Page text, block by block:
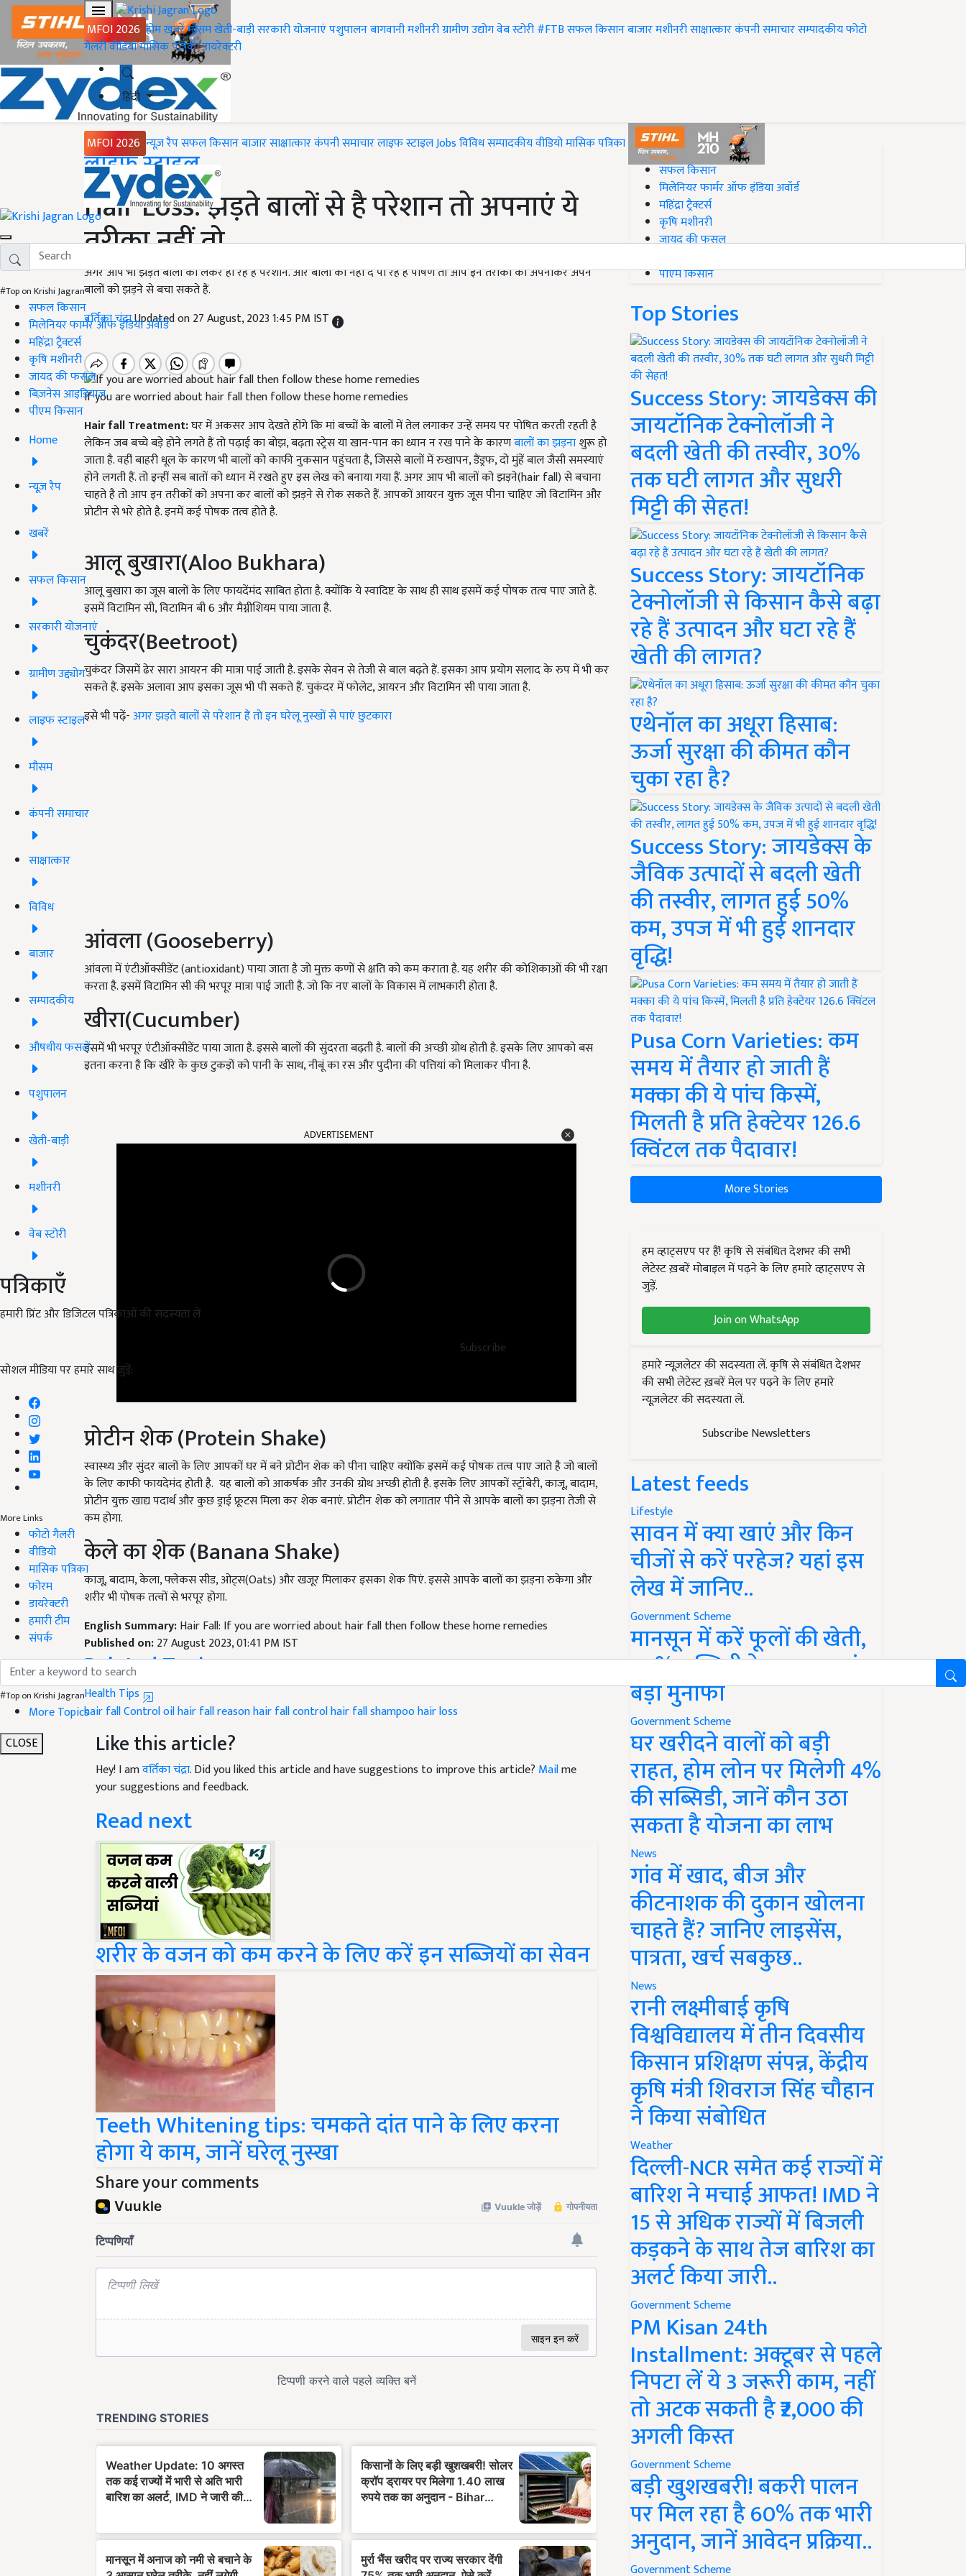
MFOI 2026 होमख़बरेंमौसमखेती-बाड़ीसरकारी योजनाएंपशुपालनबागवानीमशीनरीग्रामीण उद्योगवेब स्टोरी#FTBसफल किसानबाजारमशीनरीसाक्षात्कारकंपनी समाचारसम्पादकीयफोटो
गैलरीवीडियोमासिक पत्रिकाडायरेक्टरी
हिंदी
MFOI 2026 न्यूज़ रैपसफल किसानबाजारसाक्षात्कारकंपनी समाचारलाइफ स्टाइलJobsविविधसम्पादकीयवीडियोमासिक पत्रिका
#Top on Krishi Jagran
सफल किसान
मिलेनियर फार्मर ऑफ इंडिया अवॉर्ड
महिंद्रा ट्रैक्टर्स
कृषि मशीनरी
जायद की फसल
बिज़नेस आइडियाज
पीएम किसान
Home
न्यूज़ रैप
खबरें
सफल किसान
सरकारी योजनाएं
ग्रामीण उद्द्योग
लाइफ स्टाइल
मौसम
कंपनी समाचार
साक्षात्कार
विविध
बाजार
सम्पादकीय
औषधीय फसलें
पशुपालन
खेती-बाड़ी
मशीनरी
वेब स्टोरी
पत्रिकाएँ
हमारी प्रिंट और डिजिटल पत्रिकाओं की सदस्यता लें
Subscribe
सोशल मीडिया पर हमारे साथ जुड़ें:
More Links
फोटो गैलरी
वीडियो
मासिक पत्रिका
फोरम
डायरेक्टरी
हमारी टीम
संपर्क
#Top on Krishi Jagran
More Topics
CLOSE
Home
लाइफ स्टाइल
Hair Loss: झड़ते बालों से है परेशान तो अपनाएं ये
तरीका नहीं तो...
अगर आप भी झड़ते बालों को लेकर हो रहे हैं परेशान. और बालों को नहीं दे पा रहे हैं पोषण तो आप इन तरीकों को अपनाकर अपने
बालों को झड़ने से बचा सकते हैं.
वर्तिका चंद्राUpdated on 27 August, 2023 1:45 PM IST
If you are worried about hair fall then follow these home remedies
Hair fall Treatment:घर में अकसर आप देखते होंगे कि मां बच्चों के बालों में तेल लगाकर उन्हें समय पर पोषित करती रहती है
लेकिन जब बच्चे बड़े होने लगते हैं तो पढ़ाई का बोझ, बढ़ता स्ट्रेस या खान-पान का ध्यान न रख पाने के कारणबालों का झड़नाशुरू हो
जाता है. वहीं बाहरी धूल के कारण भी बालों को काफी नुकसान पहुंचता है, जिससे बालों में रुखापन, डैंड्रफ, दो मुंहें बाल जैसी समस्याएं
होने लगती हैं. तो इन्हीं सब बातों को ध्यान में रखते हुए इस लेख को बनाया गया हैं. अगर आप भी बालों को झड़ने(hair fall) से बचाना
चाहते है तो आप इन तरीकों को अपना कर बालों को झड़ने से रोक सकते हैं. आपकों आयरन युक्त जूस पीना चाहिए जो विटामिन और
प्रोटीन से भरे होते है. इनमें कई पोषक तत्व होते है.
आलू बुखारा(Aloo Bukhara)
आलू बुखारा का जूस बालों के लिए फायदेंमंद साबित होता है. क्योंकि ये स्वादिष्ट के साथ ही साथ इसमें कई पोषक तत्व पाए जाते हैं.
इसमें विटामिन सी, विटामिन बी 6 और मैग्नीशियम पाया जाता है.
चुकंदर(Beetroot)
चुकंदर जिसमें ढेर सारा आयरन की मात्रा पाई जाती है. इसके सेवन से तेजी से बाल बढ़ते हैं. इसका आप प्रयोग सलाद के रुप में भी कर
सकते हैं. इसके अलावा आप इसका जूस भी पी सकते हैं. चुकंदर में फोलेट, आयरन और विटामिन सी पाया जाता है.
इसे भी पढ़ें-अगर झड़ते बालों से परेशान हैं तो इन घरेलू नुस्खों से पाएं छुटकारा
आंवला (Gooseberry)
आंवला में एंटीऑक्सीडेंट (antioxidant) पाया जाता है जो मुक्त कणों से क्षति को कम कराता है. यह शरीर की कोशिकाओं की भी रक्षा
करता है. इसमें विटामिन सी की भरपूर मात्रा पाई जाती है. जो कि नए बालों के विकास में लाभकारी होता है.
खीरा(Cucumber)
इसमें भी भरपूर एंटीऑक्सीडेंट पाया जाता है. इससे बालों की सुंदरता बढ़ती है. बालों की अच्छी ग्रोथ होती है. इसके लिए आपको बस
इतना करना है कि खीरे के कुछ टुकड़ों को पानी के साथ, नीबूं का रस और पुदीना की पत्तियां को मिलाकर पीना है.
प्रोटीन शेक (Protein Shake)
स्वास्थ्य और सुंदर बालों के लिए आपकों घर में बने प्रोटीन शेक को पीना चाहिए क्योंकि इसमें कई पोषक तत्व पाए जाते है जो बालों
के लिए काफी फायदेमंद होती है. यह बालों को आकर्षक और उनकी ग्रोथ अच्छी होती है. इसके लिए आपकों स्ट्रॉबेरी, काजू, बादाम,
प्रोटीन युक्त खाद्य पदार्थ और कुछ ड्राई फ्रूटस मिला कर शेक बनाएं. प्रोटीन शेक को लगातार पीने से आपके बालों का झड़ना तेजी से
कम होगा.
केले का शेक (Banana Shake)
काजू, बादाम, केला, फ्लेकस सीड, ओट्स(Oats) और खजूर मिलाकर इसका शेक पिएं. इससे आपके बालों का झड़ना रुकेगा और
शरीर भी पोषक तत्वों से भरपूर होगा.
Hair Fall: If you are worried about hair fall then follow these home remedies
Published on:27 August 2023, 01:41 PM IST
Related Topics
Health Tips
hair fall Control oil
Like this article?
Hey! I amवर्तिका चंद्रा . Did you liked this article and have suggestions to improve this article?
your suggestions and feedback.
Read next
शरीर के वजन को कम करने के लिए करें इन सब्जियों का सेवन
Teeth Whitening tips: चमकते दांत पाने के लिए करना
होगा ये काम, जानें घरेलू नुस्खा
Share your comments
#Top on Krishi Jagran
सफल किसान
मिलेनियर फार्मर ऑफ इंडिया अवॉर्ड
महिंद्रा ट्रैक्टर्स
कृषि मशीनरी
जायद की फसल
पीएम किसान
Top Stories
Success Story: जायडेक्स की
जायटॉनिक टेक्नोलॉजी ने
बदली खेती की तस्वीर, 30%
तक घटी लागत और सुधरी
मिट्टी की सेहत!
Success Story: जायटॉनिक
टेक्नोलॉजी से किसान कैसे बढ़ा
रहे हैं उत्पादन और घटा रहे हैं
खेती की लागत?
एथेनॉल का अधूरा हिसाब:
ऊर्जा सुरक्षा की कीमत कौन
चुका रहा है?
Success Story: जायडेक्स के
जैविक उत्पादों से बदली खेती
की तस्वीर, लागत हुई 50%
कम, उपज में भी हुई शानदार
वृद्धि!
Pusa Corn Varieties: कम
समय में तैयार हो जाती हैं
मक्का की ये पांच किस्में,
मिलती है प्रति हेक्टेयर 126.6
क्विंटल तक पैदावार!
More Stories
हम व्हाट्सएप पर हैं! कृषि से संबंधित देशभर की सभी
लेटेस्ट ख़बरें मोबाइल में पढ़ने के लिए हमारे व्हाट्सएप से
जुड़ें.
Join on WhatsApp
हमारे न्यूज़लेटर की सदस्यता लें. कृषि से संबंधित देशभर
की सभी लेटेस्ट ख़बरें मेल पर पढ़ने के लिए हमारे
न्यूज़लेटर की सदस्यता लें.
Subscribe Newsletters
Latest feeds
Lifestyle
सावन में क्या खाएं और किन
चीजों से करें परहेज? यहां इस
लेख में जानिए..
Government Scheme
मानसून में करें फूलों की खेती,
50% सब्सिडी के साथ कमाएं
बड़ा मुनाफा
Government Scheme
घर खरीदने वालों को बड़ी
राहत, होम लोन पर मिलेगी 4%
की सब्सिडी, जानें कौन उठा
सकता है योजना का लाभ
News
गांव में खाद, बीज और
कीटनाशक की दुकान खोलना
चाहते हैं? जानिए लाइसेंस,
पात्रता, खर्च सबकुछ..
News
रानी लक्ष्मीबाई कृषि
विश्वविद्यालय में तीन दिवसीय
किसान प्रशिक्षण संपन्न, केंद्रीय
कृषि मंत्री शिवराज सिंह चौहान
ने किया संबोधित
Weather
दिल्ली-NCR समेत कई राज्यों में
बारिश ने मचाई आफत! IMD ने
15 से अधिक राज्यों में बिजली
कड़कने के साथ तेज बारिश का
अलर्ट किया जारी..
Government Scheme
PM Kisan 24th
Installment: अक्टूबर से पहले
निपटा लें ये 3 जरूरी काम, नहीं
तो अटक सकती है ₹2,000 की
अगली किस्त
Government Scheme
बड़ी खुशखबरी! बकरी पालन
पर मिल रहा है 60% तक भारी
अनुदान, जानें आवेदन प्रक्रिया..
Government Scheme